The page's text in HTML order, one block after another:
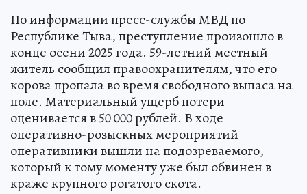
По информации пресс-службы МВД по
Республике Тыва, преступление произошло в
конце осени 2025 года. 59-летний местный
житель сообщил правоохранителям, что его
корова пропала во время свободного выпаса на
поле. Материальный ущерб потери
оценивается в 50 000 рублей. В ходе
оперативно-розыскных мероприятий
оперативники вышли на подозреваемого,
который к тому моменту уже был обвинен в
краже крупного рогатого скота.